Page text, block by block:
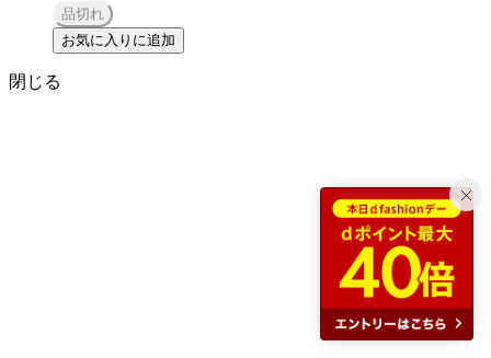
品切れ
お気に入りに追加
閉じる